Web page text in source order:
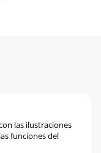
las ilustraciones
funciones del